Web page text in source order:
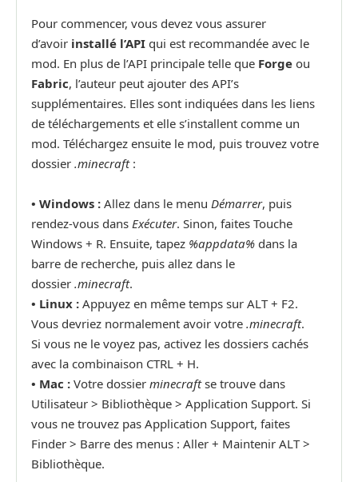
Pour commencer, vous devez vous assurer
d’avoir installé l’API qui est recommandée avec le
mod. En plus de l’API principale telle que Forge ou
Fabric, l’auteur peut ajouter des API’s
supplémentaires. Elles sont indiquées dans les liens
de téléchargements et elle s’installent comme un
mod. Téléchargez ensuite le mod, puis trouvez votre
dossier .minecraft:
• Windows : Allez dans le menu Démarrer, puis
rendez-vous dans Exécuter. Sinon, faites Touche
Windows + R. Ensuite, tapez %appdata% dans la
barre de recherche, puis allez dans le
dossier .minecraft.
• Linux : Appuyez en même temps sur ALT + F2.
Vous devriez normalement avoir votre .minecraft.
Si vous ne le voyez pas, activez les dossiers cachés
avec la combinaison CTRL + H.
• Mac : Votre dossier minecraftse trouve dans
Utilisateur > Bibliothèque > Application Support. Si
vous ne trouvez pas Application Support, faites
Finder > Barre des menus : Aller + Maintenir ALT >
Bibliothèque.